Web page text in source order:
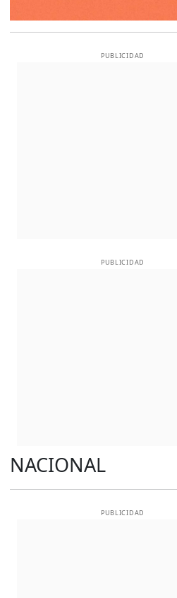
PUBLICIDAD
PUBLICIDAD
NACIONAL
PUBLICIDAD